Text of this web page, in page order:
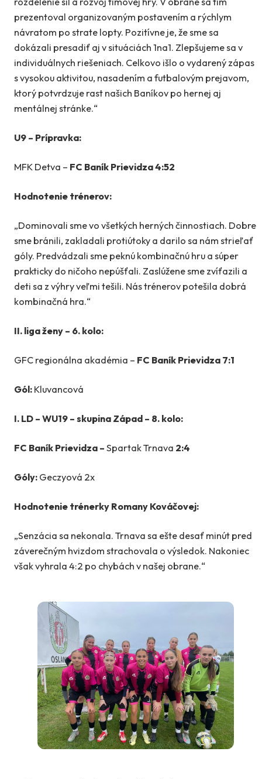
prezentoval organizovaným postavením a rýchlym
návratom po strate lopty. Pozitívne je, že sme sa
dokázali presadiť aj v situáciách 1na1. Zlepšujeme sa v
individuálnych riešeniach. Celkovo išlo o vydarený zápas
s vysokou aktivitou, nasadením a futbalovým prejavom,
ktorý potvrdzuje rast našich Baníkov po hernej aj
mentálnej stránke.“
U9 – Prípravka:
MFK Detva – FC Baník Prievidza 4:52
Hodnotenie trénerov:
„Dominovali sme vo všetkých herných činnostiach. Dobre
sme bránili, zakladali protiútoky a darilo sa nám strieľať
góly. Predvádzali sme peknú kombinačnú hru a súper
prakticky do ničoho nepúšťali. Zaslúžene sme zvíťazili a
deti sa z výhry veľmi tešili. Nás trénerov potešila dobrá
kombinačná hra.“
II. liga ženy – 6. kolo:
GFC regionálna akadémia – FC Baník Prievidza 7:1
Gól: Kluvancová
I. LD – WU19 – skupina Západ – 8. kolo:
FC Baník Prievidza – Spartak Trnava 2:4
Góly: Geczyová 2x
Hodnotenie trénerky Romany Kováčovej:
„Senzácia sa nekonala. Trnava sa ešte desať minút pred
záverečným hvizdom strachovala o výsledok. Nakoniec
však vyhrala 4:2 po chybách v našej obrane.“